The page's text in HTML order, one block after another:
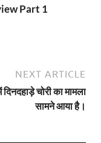
Part 1
NEXT ARTICLE
चोरी का मामला
सामने आया है।